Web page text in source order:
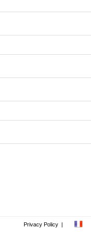
Privacy Policy |